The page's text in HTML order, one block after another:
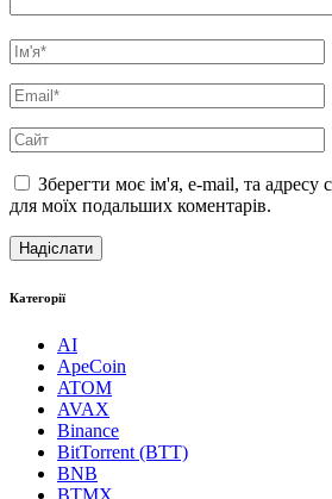
Зберегти моє ім'я, e-mail, та адресу
для моїх подальших коментарів.
Категорії
AI
ApeCoin
ATOM
AVAX
Binance
BitTorrent (BTT)
BNB
BTMX